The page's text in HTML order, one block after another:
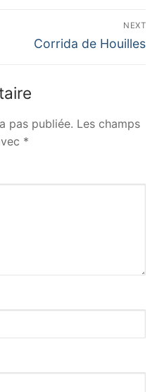
NEXT
Next
Corrida de Houilles
pas publiée. Les champs
*